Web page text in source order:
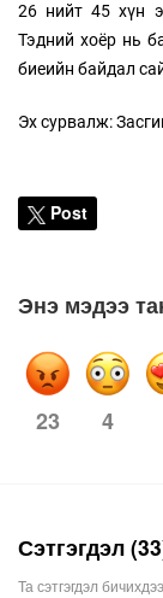
26 нийт 45 хүн
Тэдний хоёр нь
биеийн байдал
Эх сурвалж:
Post
Энэ мэдээ
23 4
Сэтгэгдэл
Та сэтгэгдэл